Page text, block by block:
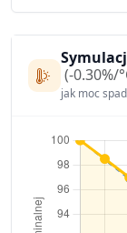
(-0.30%/
jak moc